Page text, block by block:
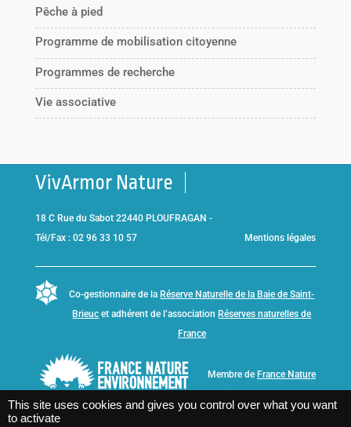
Pêche à pied
Programme de mobilisation citoyenne
Programmes de recherche
Vie associative
VivArmor Nature
18 C Rue du Sabot 22440 PLOUFRAGAN -
Tél/Fax : 02 96 33 10 57
Mentions légales
Co-gestionnaire de la Réserve Naturelle de la Baie de Saint-
Brieuc et adhérent de l’association Réserves naturelles de
France
Membre de France Nature
This site uses cookies and gives you control over what you want
to activate